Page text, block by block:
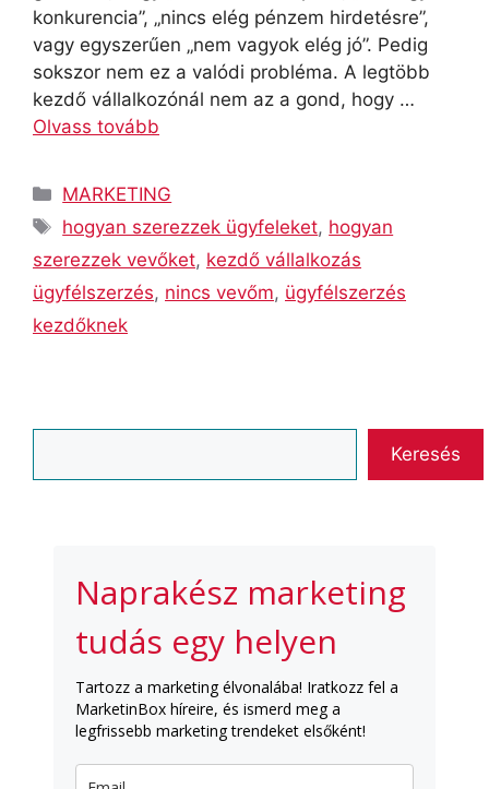
konkurencia”, „nincs elég pénzem hirdetésre”,
vagy egyszerűen „nem vagyok elég jó”. Pedig
sokszor nem ez a valódi probléma. A legtöbb
kezdő vállalkozónál nem az a gond, hogy …
Olvass tovább
Kategória
MARKETING
Címkék
hogyan szerezzek ügyfeleket, hogyan
szerezzek vevőket, kezdő vállalkozás
ügyfélszerzés, nincs vevőm, ügyfélszerzés
kezdőknek
Keresés
Naprakész marketing
tudás egy helyen
Tartozz a marketing élvonalába! Iratkozz fel a
MarketinBox híreire, és ismerd meg a
legfrissebb marketing trendeket elsőként!